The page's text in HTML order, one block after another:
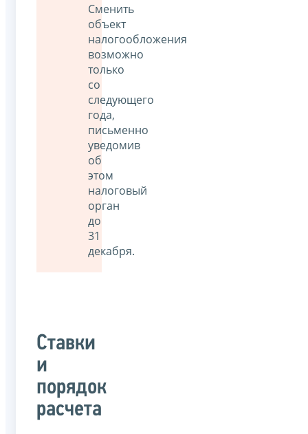
Сменить
объект
налогообложения
возможно
только
со
следующего
года,
письменно
уведомив
об
этом
налоговый
орган
до
31
декабря.
Ставки
и
порядок
расчета